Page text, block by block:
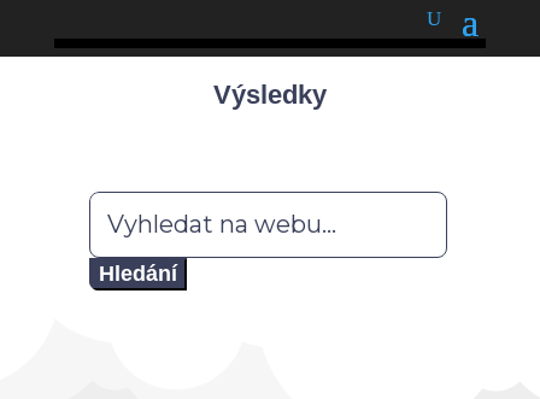
Výsledky
Hledat: